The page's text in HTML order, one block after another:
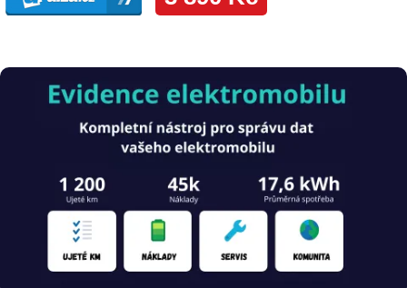
Obrázek